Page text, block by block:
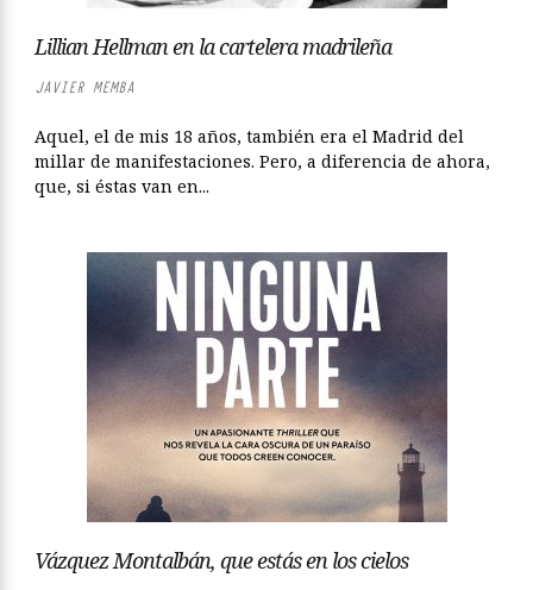
Lillian Hellman en la cartelera madrileña
JAVIER MEMBA
Aquel, el de mis 18 años, también era el Madrid del
millar de manifestaciones. Pero, a diferencia de ahora,
que, si éstas van en...
Vázquez Montalbán, que estás en los cielos